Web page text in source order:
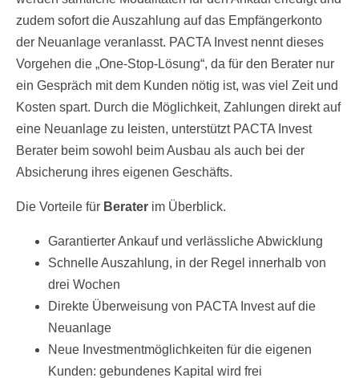
zudem sofort die Auszahlung auf das Empfängerkonto
der Neuanlage veranlasst. PACTA Invest nennt dieses
Vorgehen die „One-Stop-Lösung“, da für den Berater nur
ein Gespräch mit dem Kunden nötig ist, was viel Zeit und
Kosten spart. Durch die Möglichkeit, Zahlungen direkt auf
eine Neuanlage zu leisten, unterstützt PACTA Invest
Berater beim sowohl beim Ausbau als auch bei der
Absicherung ihres eigenen Geschäfts.
Die Vorteile für Berater im Überblick.
Garantierter Ankauf und verlässliche Abwicklung
Schnelle Auszahlung, in der Regel innerhalb von
drei Wochen
Direkte Überweisung von PACTA Invest auf die
Neuanlage
Neue Investmentmöglichkeiten für die eigenen
Kunden: gebundenes Kapital wird frei